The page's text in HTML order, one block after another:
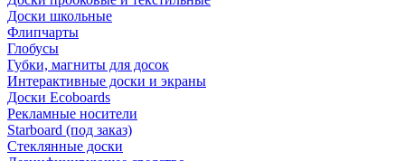
Доски школьные
Флипчарты
Глобусы
Губки, магниты для досок
Интерактивные доски и экраны
Доски Ecoboards
Рекламные носители
Starboard (под заказ)
Стеклянные доски